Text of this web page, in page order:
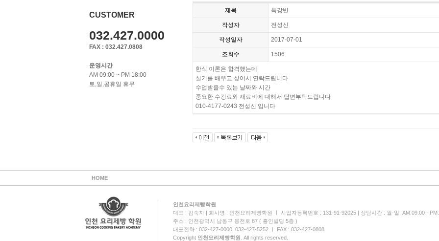
CUSTOMER
032.427.0000
FAX : 032.427.0808
운영시간
AM 09:00 ~ PM 18:00
토,일,공휴일 휴무
제목 특강반
작성자 전성신
작성일자 2017-07-01
조회수 1506
한식 이론은 합격했는데
실기를 배우고 싶어서 연락드립니다
수업받을수 있는 날짜와 시간
중요한 수강료와 재료비에 대해서 답변부탁드립니다
010-4177-0243 전성신 입니다
HOME
인천요리제빵학원
대표 : 김숙자 | 회사명 : 인천요리제빵학원 ㅣ 사업자등록번호 : 131-91-92025 | 상담시간 : 월-일. AM:09.00 -
주소 : 인천광역시 남동구 용천로 87 ( 흥인빌딩 5층 )
대표전화 : 032-427-0000, 032-427-5252 ㅣ FAX : 032-427-0808
Copyright 인천요리제빵학원 . All rights reserved.